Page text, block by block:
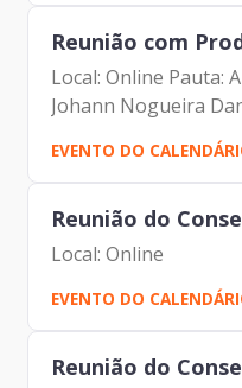
Augusto Roscoe Da
Reunião com
Local: Online Pauta:
Johann Nogueira
Moreira Garcia _
Prodabel Samuel
Augusto Roscoe Da
EVENTO DO
Reunião do
Local: Online
EVENTO DO
Reunião do